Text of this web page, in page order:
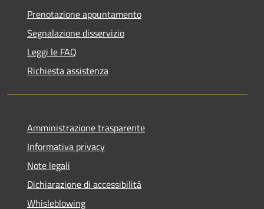
Prenotazione appuntamento
Segnalazione disservizio
Leggi le FAQ
Richiesta assistenza
Amministrazione trasparente
Informativa privacy
Note legali
Dichiarazione di accessibilità
Whisleblowing